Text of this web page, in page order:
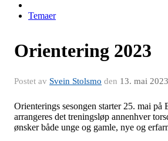
Temaer
Orientering 2023
Postet av Svein Stolsmo den 13. mai 2023
Orienterings sesongen starter 25. mai på
arrangeres det treningsløp annenhver
ønsker både unge og gamle, nye og